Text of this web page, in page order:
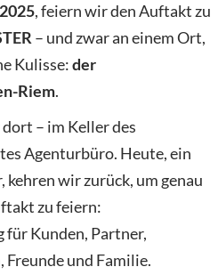
, feiern wir den Auftakt zu
– und zwar an einem Ort,
Kulisse:der
Riem.
– im Keller des
Agenturbüro. Heute, ein
wir zurück, um genau
zu feiern:
für Kunden, Partner,
und Familie.